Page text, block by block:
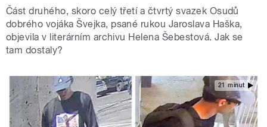
Část druhého, skoro celý třetí a čtvrtý svazek Osudů
dobrého vojáka Švejka, psané rukou Jaroslava Haška,
objevila v literárním archivu Helena Šebestová. Jak se
tam dostaly?
21 minut